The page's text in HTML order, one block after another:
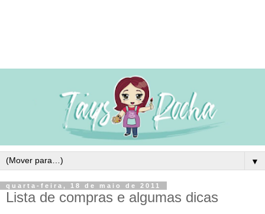
▼
quarta-feira, 18 de maio de 2011
Lista de compras e algumas dicas